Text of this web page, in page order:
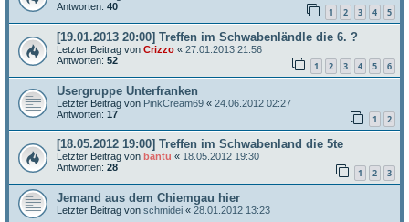
Antworten: 40 1 2 3 4 5
[19.01.2013 20:00] Treffen im Schwabenländle die 6. ?
Letzter Beitrag von Crizzo « 27.01.2013 21:56
Antworten: 52 1 2 3 4 5 6
Usergruppe Unterfranken
Letzter Beitrag von PinkCream69 « 24.06.2012 02:27
Antworten: 17 1 2
[18.05.2012 19:00] Treffen im Schwabenland die 5te
Letzter Beitrag von bantu « 18.05.2012 19:30
Antworten: 28 1 2 3
Jemand aus dem Chiemgau hier
Letzter Beitrag von schmidei « 28.01.2012 13:23